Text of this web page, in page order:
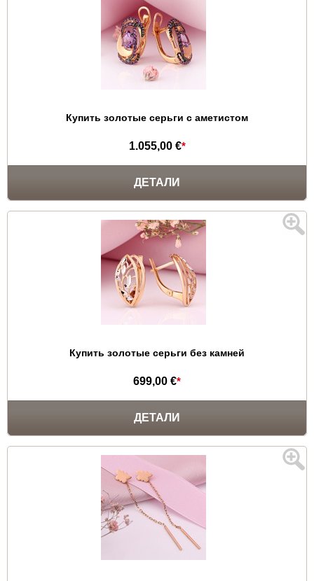
Купить золотые серьги с аметистом
1.055,00 €*
ДЕТАЛИ
Купить золотые серьги без камней
699,00 €*
ДЕТАЛИ